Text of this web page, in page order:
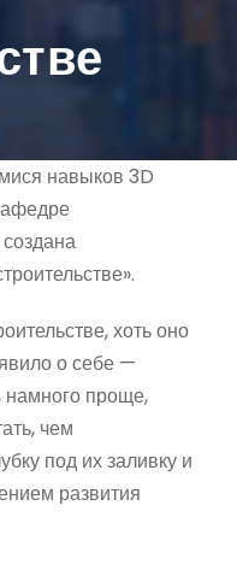
навыков 3D
хоть оно
о себе —
намного проще,
чем
под их заливку и
развития